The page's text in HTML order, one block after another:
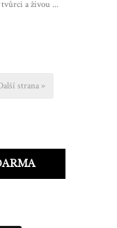
a živou ...
strana »